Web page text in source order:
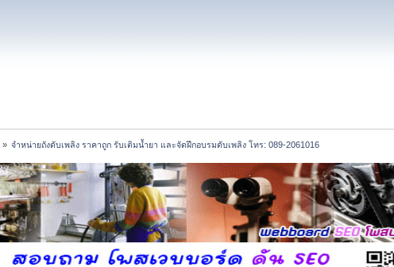
» จำหน่ายถังดับเพลิง ราคาถูก รับเติมน้ำยา และจัดฝึกอบรมดับเพลิง โทร: 089-2061016